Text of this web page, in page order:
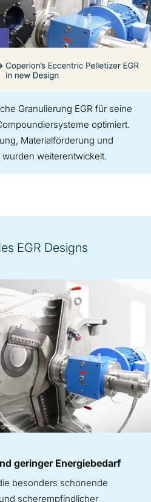
Granulierung EGR für seine
optimiert.
Materialförderung und
weiterentwickelt.
EGR Designs
geringer Energiebedarf
besonders schonende
scherempfindlicher